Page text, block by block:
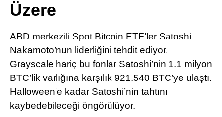
Telegram
Üzere
ABD merkezili Spot Bitcoin ETF’ler Satoshi
Nakamoto’nun liderliğini tehdit ediyor.
Grayscale hariç bu fonlar Satoshi’nin 1.1 milyon
BTC’lik varlığına karşılık 921.540 BTC’ye ulaştı.
Halloween’e kadar Satoshi’nin tahtını
kaybedebileceği öngörülüyor.